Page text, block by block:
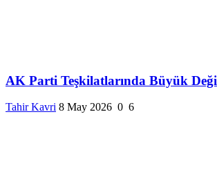
AK Parti Teşkilatlarında Büyük
Tahir Kavri 8 May 2026 0 6